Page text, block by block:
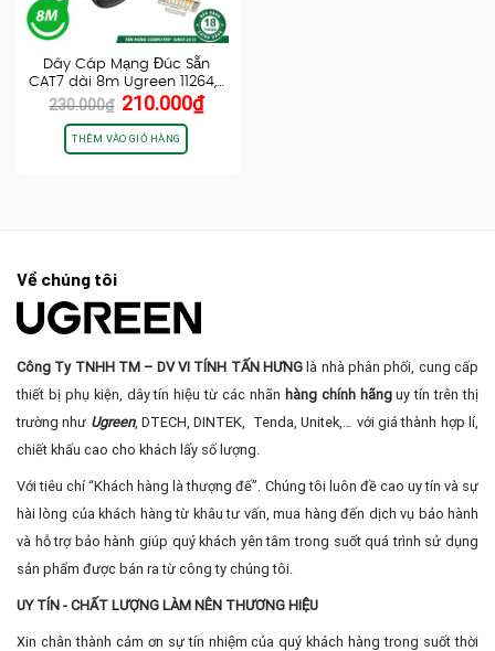
Dây Cáp Mạng Đúc Sẵn
CAT7 dài 8m Ugreen 11264,…
230.000₫ Giá
gốc
là:
230.000₫.
210.000₫Giá
hiện
THÊM VÀO GIỎ HÀNG
Về chúng tôi
Công Ty TNHH TM – DV VI TÍNH TẤN HƯNGlà nhà phân phối, cung cấp
thiết bị phụ kiện, dây tín hiệu từ các nhãn hàng chính hãnguy tín trên thị
trường như Ugreen, DTECH, DINTEK, Tenda, Unitek,… với giá thành hợp lí,
chiết khấu cao cho khách lấy số lượng.
Với tiêu chí “Khách hàng là thượng đế”. Chúng tôi luôn đề cao uy tín và sự
hài lòng của khách hàng từ khâu tư vấn, mua hàng đến dịch vụ bảo hành
và hỗ trợ bảo hành giúp quý khách yên tâm trong suốt quá trình sử dụng
sản phẩm được bán ra từ công ty chúng tôi.
UY TÍN - CHẤT LƯỢNG LÀM NÊN THƯƠNG HIỆU
Xin chân thành cảm ơn sự tín nhiệm của quý khách hàng trong suốt thời